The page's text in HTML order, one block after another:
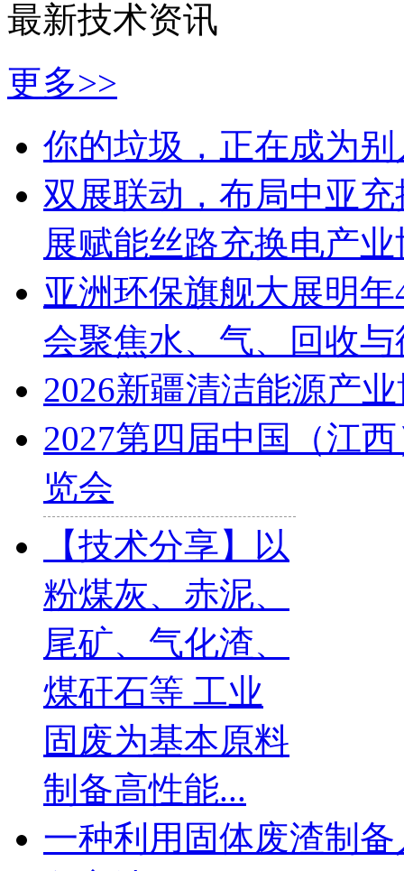
最新技术资讯
更多>>
你的垃圾，正在成为
双展联动，布局中亚
展赋能丝路充换电产
亚洲环保旗舰大展明
会聚焦水、气、回收
2026新疆清洁能源产
2027第四届中国（江
览会
【技术分享】以
粉煤灰、赤泥、
尾矿、气化渣、
煤矸石等 工业
固废为基本原料
制备高性能...
一种利用固体废渣制